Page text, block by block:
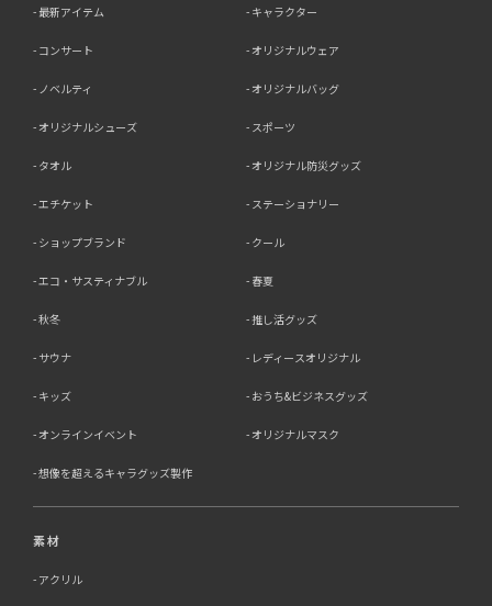
最新アイテム キャラクター
コンサート オリジナルウェア
ノベルティ オリジナルバッグ
オリジナルシューズ スポーツ
タオル オリジナル防災グッズ
エチケット ステーショナリー
ショップブランド クール
エコ・サスティナブル 春夏
秋冬 推し活グッズ
サウナ レディースオリジナル
キッズ おうち&ビジネスグッズ
オンラインイベント オリジナルマスク
想像を超えるキャラグッズ製作
素材
アクリル